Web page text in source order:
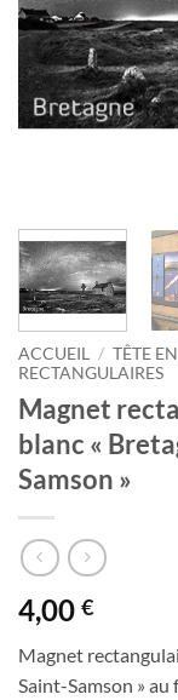
ACCUEIL / TÊTE
RECTANGULAIRES
Magnet
blanc «
Samson »
4,00 €
Magnet
Saint-Samson »